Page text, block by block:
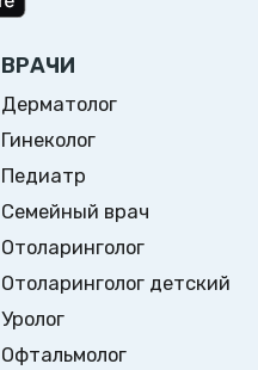
ВРАЧИ
Дерматолог
Гинеколог
Педиатр
Семейный врач
Отоларинголог
Отоларинголог детский
Уролог
Офтальмолог